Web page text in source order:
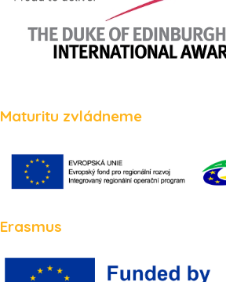
Maturitu zvládneme
Erasmus